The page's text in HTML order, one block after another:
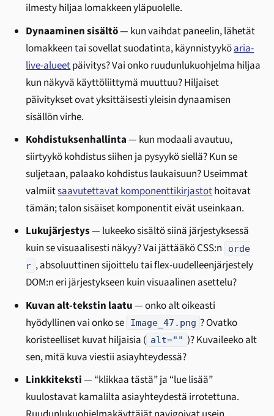
ilmesty hiljaa lomakkeen yläpuolelle.
Dynaaminen sisältö— kun vaihdat paneelin, lähetät
lomakkeen tai sovellat suodatinta, käynnistyyköaria-
live-alueetpäivitys? Vai onko ruudunlukuohjelma hiljaa
kun näkyvä käyttöliittymä muuttuu? Hiljaiset
päivitykset ovat yksittäisesti yleisin dynaamisen
sisällön virhe.
Kohdistuksenhallinta— kun modaali avautuu,
siirtyykö kohdistus siihen ja pysyykö siellä? Kun se
suljetaan, palaako kohdistus laukaisuun? Useimmat
valmiitsaavutettavat komponenttikirjastothoitavat
tämän; talon sisäiset komponentit eivät useinkaan.
Lukujärjestys— lukeeko sisältö siinä järjestyksessä
kuin se visuaalisesti näkyy? Vai jättääkö CSS:n
orde
r , absoluuttinen sijoittelu tai flex-uudelleenjärjestely
DOM:n eri järjestykseen kuin visuaalinen asettelu?
Kuvan alt-tekstin laatu— onko alt oikeasti
hyödyllinen vai onko se
Image_47.png ? Ovatko
koristeelliset kuvat hiljaisia ( alt="" )? Kuvaileeko alt
sen, mitä kuva viestii asiayhteydessä?
Linkkiteksti— “klikkaa tästä” ja “lue lisää”
kuulostavat kamalilta asiayhteydestä irrotettuna.